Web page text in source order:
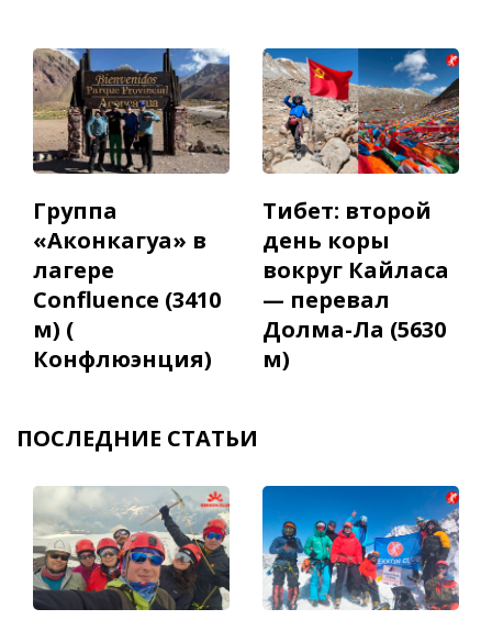
Группа
«Аконкагуа» в
лагере
Confluence (3410
м) (
Конфлюэнция)
Тибет: второй
день коры
вокруг Кайласа
— перевал
Долма-Ла (5630
м)
ПОСЛЕДНИЕ СТАТЬИ